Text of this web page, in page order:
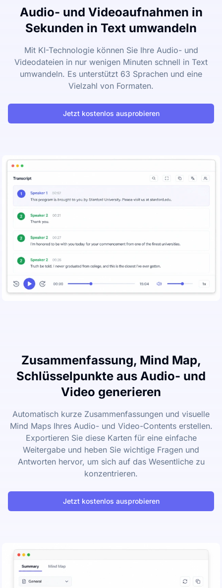
Audio- und Videoaufnahmen in
Sekunden in Text umwandeln
Mit KI-Technologie können Sie Ihre Audio- und
Videodateien in nur wenigen Minuten schnell in Text
umwandeln. Es unterstützt 63 Sprachen und eine
Vielzahl von Formaten.
Jetzt kostenlos ausprobieren
Zusammenfassung, Mind Map,
Schlüsselpunkte aus Audio- und
Video generieren
Automatisch kurze Zusammenfassungen und visuelle
Mind Maps Ihres Audio- und Video-Contents erstellen.
Exportieren Sie diese Karten für eine einfache
Weitergabe und heben Sie wichtige Fragen und
Antworten hervor, um sich auf das Wesentliche zu
konzentrieren.
Jetzt kostenlos ausprobieren